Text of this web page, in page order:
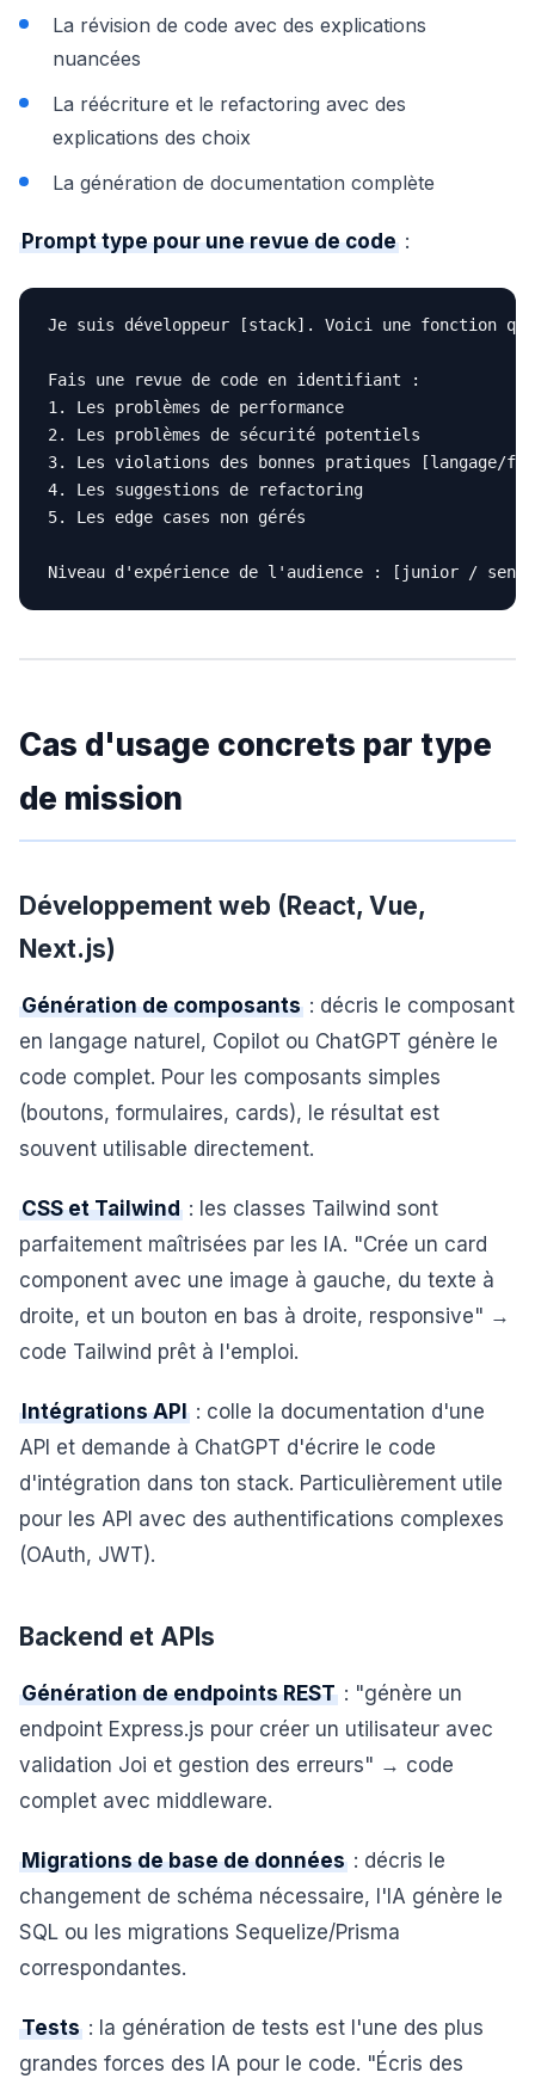
La révision de code avec des explications
nuancées
La réécriture et le refactoring avec des
explications des choix
La génération de documentation complète
Prompt type pour une revue de code :
Je suis développeur [stack]. Voici une fonction
Fais une revue de code en identifiant :
1. Les problèmes de performance
2. Les problèmes de sécurité potentiels
3. Les violations des bonnes pratiques [langage/
4. Les suggestions de refactoring
5. Les edge cases non gérés
Cas d'usage concrets par type
de mission
Développement web (React, Vue,
Next.js)
Génération de composants : décris le composant
en langage naturel, Copilot ou ChatGPT génère le
code complet. Pour les composants simples
(boutons, formulaires, cards), le résultat est
souvent utilisable directement.
CSS et Tailwind : les classes Tailwind sont
parfaitement maîtrisées par les IA. "Crée un card
component avec une image à gauche, du texte à
droite, et un bouton en bas à droite, responsive" →
code Tailwind prêt à l'emploi.
Intégrations API : colle la documentation d'une
API et demande à ChatGPT d'écrire le code
d'intégration dans ton stack. Particulièrement utile
pour les API avec des authentifications complexes
(OAuth, JWT).
Backend et APIs
Génération de endpoints REST : "génère un
endpoint Express.js pour créer un utilisateur avec
validation Joi et gestion des erreurs" → code
complet avec middleware.
Migrations de base de données : décris le
changement de schéma nécessaire, l'IA génère le
SQL ou les migrations Sequelize/Prisma
correspondantes.
Tests : la génération de tests est l'une des plus
grandes forces des IA pour le code. "Écris des